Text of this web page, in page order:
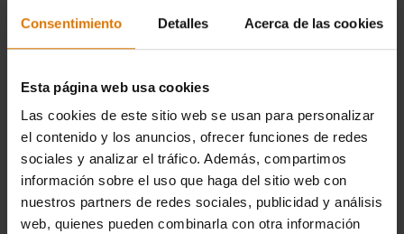
Consentimiento Detalles Acerca de las cookies
Esta página web usa cookies
Las cookies de este sitio web se usan para personalizar
el contenido y los anuncios, ofrecer funciones de redes
sociales y analizar el tráfico. Además, compartimos
información sobre el uso que haga del sitio web con
nuestros partners de redes sociales, publicidad y análisis
web, quienes pueden combinarla con otra información
Diseñada para barbacoa de pellets
Searwood® XL
0.0
89,99 €
IVA incl.
Color Options
Notificarme
Diseñada para barbacoas de pellets de
4.3
(65)
129,99 €
IVA incl.
Color Options